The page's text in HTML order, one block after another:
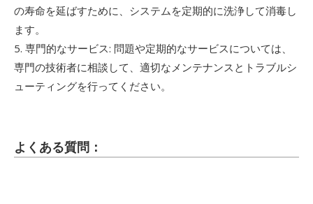
の寿命を延ばすために、システムを定期的に洗浄して消毒し
ます。
5. 専門的なサービス: 問題や定期的なサービスについては、
専門の技術者に相談して、適切なメンテナンスとトラブルシ
ューティングを行ってください。
よくある質問：